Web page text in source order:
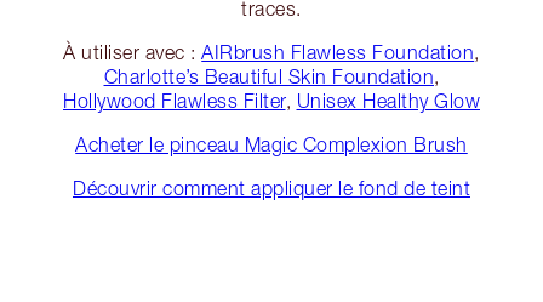
traces.
À utiliser avec :AIRbrush Flawless Foundation,
Charlotte’s Beautiful Skin Foundation,
Hollywood Flawless Filter, Unisex Healthy Glow
Acheter le pinceau Magic Complexion Brush
Découvrir comment appliquer le fond de teint